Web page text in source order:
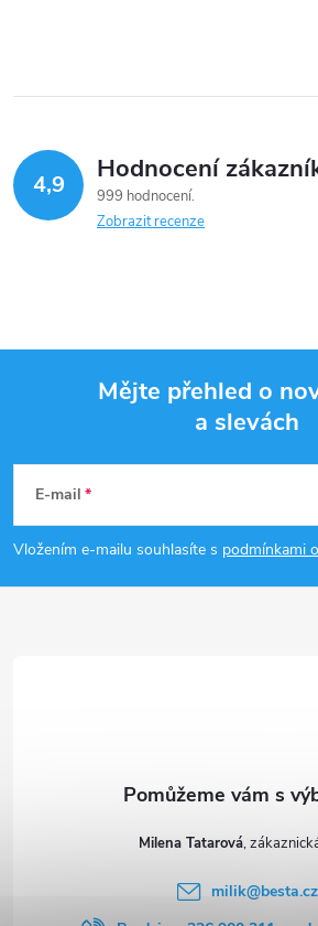
4,9 Hodnocení
999 hodnocení
Zobrazit recenze
p
Mějte přehled o
a slevách
E-mail
Vložením e-mailu souhlasíte s podmínkami
Milena Tatarová
milik@besta.cz